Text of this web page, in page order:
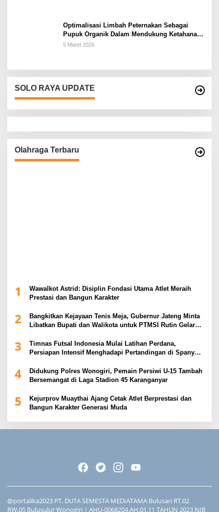
Optimalisasi Limbah Peternakan Sebagai
Pupuk Organik Dalam Mendukung Ketahanan
Pangan Rumah Tangga Petani di Kabupaten
5 Maret 2026
SOLO RAYA UPDATE
Olahraga Terbaru
1
Wawalkot Astrid: Disiplin Fondasi Utama Atlet Meraih
Prestasi dan Bangun Karakter
2
Bangkitkan Kejayaan Tenis Meja, Gubernur Jateng Minta
Libatkan Bupati dan Walikota untuk PTMSI Rutin Gelar
3
Timnas Futsal Indonesia Mulai Latihan Perdana,
Persiapan Intensif Menghadapi Pertandingan di Spanyol
4
Didukung Polres Wonogiri, Pemain Persiwi U-15 Tambah
Bersemangat di Laga Stadion 45 Karanganyar
5
Kejurprov Muaythai Ajang Cetak Atlet Berprestasi dan
Bangun Karakter Generasi Muda
@portalika2023 PT. DUTA SEMESTA MEDIATAMA Bulusari RT.02
RW.05 Bulusulur Wonogiri | AHU-0068204.AH.01.11 TAHUN 2023 NIB